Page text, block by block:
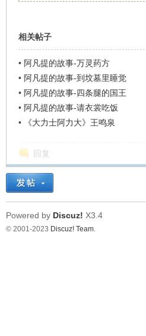
相关帖子
• 阿凡提的故事-万灵药方
• 阿凡提的故事-到坟墓里睡觉
• 阿凡提的故事-四条腿的国王
• 阿凡提的故事-请衣裳吃饭
•
《大力士阿力大》王鸣泉
回复
Powered by Discuz! X3.4
© 2001-2023 Discuz! Team.